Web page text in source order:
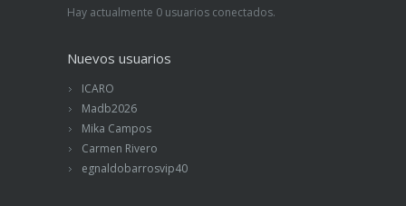
Hay actualmente 0 usuarios conectados.
Nuevos usuarios
ICARO
Madb2026
Mika Campos
Carmen Rivero
egnaldobarrosvip40